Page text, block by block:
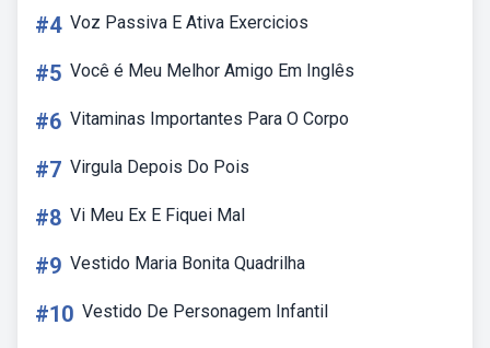
#4 Voz Passiva E Ativa Exercicios
#5 Você é Meu Melhor Amigo Em Inglês
#6 Vitaminas Importantes Para O Corpo
#7 Virgula Depois Do Pois
#8 Vi Meu Ex E Fiquei Mal
#9 Vestido Maria Bonita Quadrilha
#10 Vestido De Personagem Infantil